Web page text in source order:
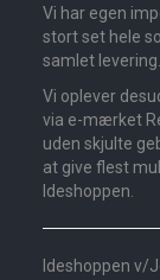
Vi har egen
stort set hele
samlet levering.
Vi oplever
via e-mærket
uden skjulte
at give flest
Ideshoppen.
Ideshoppen v/